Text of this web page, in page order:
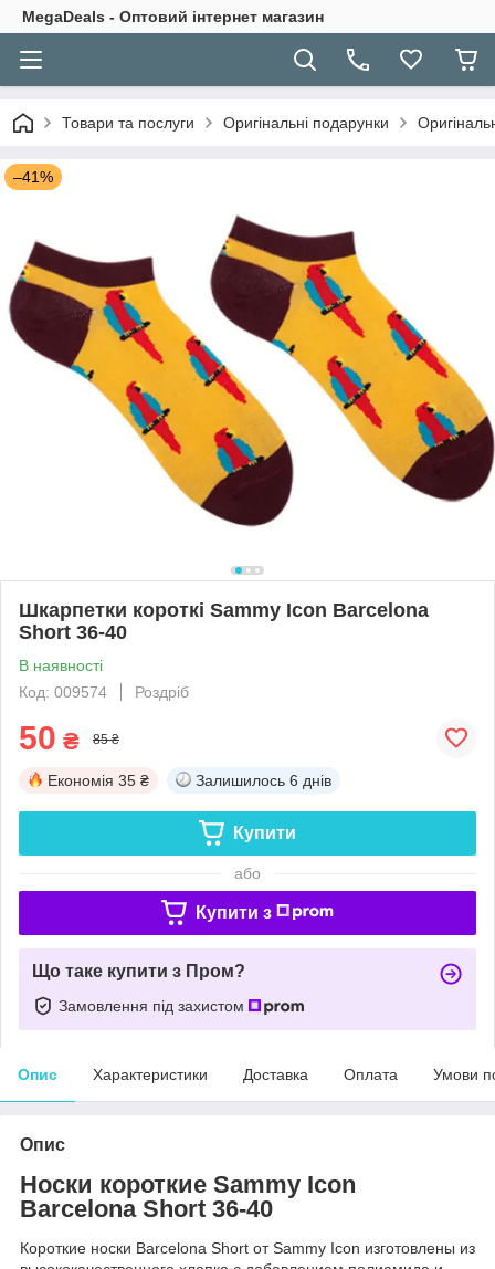
MegaDeals - Оптовий інтернет магазин
Товари та послуги Оригінальні подарунки
–41%
Шкарпетки короткі Sammy Icon Barcelona
Short 36-40
В наявності
Код: 009574
Роздріб
50 ₴ 85 ₴
Економія 35 ₴ Залишилось 6 днів
Купити
або
Купити з
Що таке купити з Пром?
Замовлення під захистом
Опис Характеристики Доставка Оплата Умови
Опис
Носки короткие Sammy Icon
Barcelona Short 36-40
Короткие носки Barcelona Short от Sammy Icon изготовлены из